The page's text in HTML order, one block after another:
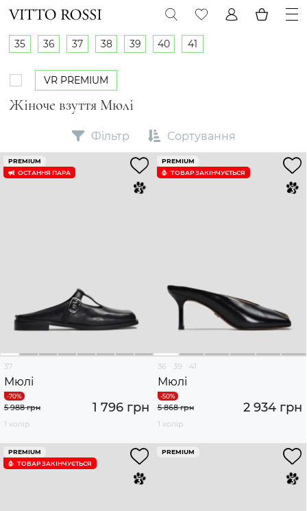
Жіноче взуття Мюлі
35 36 37 38 39 40 41
VR PREMIUM
Фільтр Сортування
PREMIUM
ОСТАННЯ ПАРА
37
Мюлі
1 796 грн
5 988 грн
1 колір
PREMIUM
ТОВАР ЗАКІНЧУЄTЬСЯ
36 39 41
Мюлі
2 934 грн
5 868 грн
1 колір
PREMIUM
ТОВАР ЗАКІНЧУЄTЬСЯ
PREMIUM